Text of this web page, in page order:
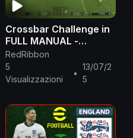
Crossbar Challenge in
FULL MANUAL -
eFootball 2025
RedRibbon
5
Visualizzazioni
•
13/07/2
5